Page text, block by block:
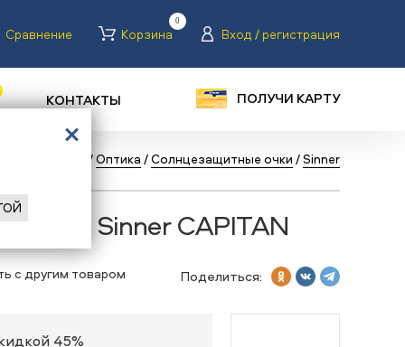
Сравнение Корзина
0
Вход / регистрация
КОНТАКТЫ ПОЛУЧИ КАРТУ
/Оптика /Солнцезащитные очки /Sinner
очки Sinner CAPITAN
с другим товаром Поделиться:
45%